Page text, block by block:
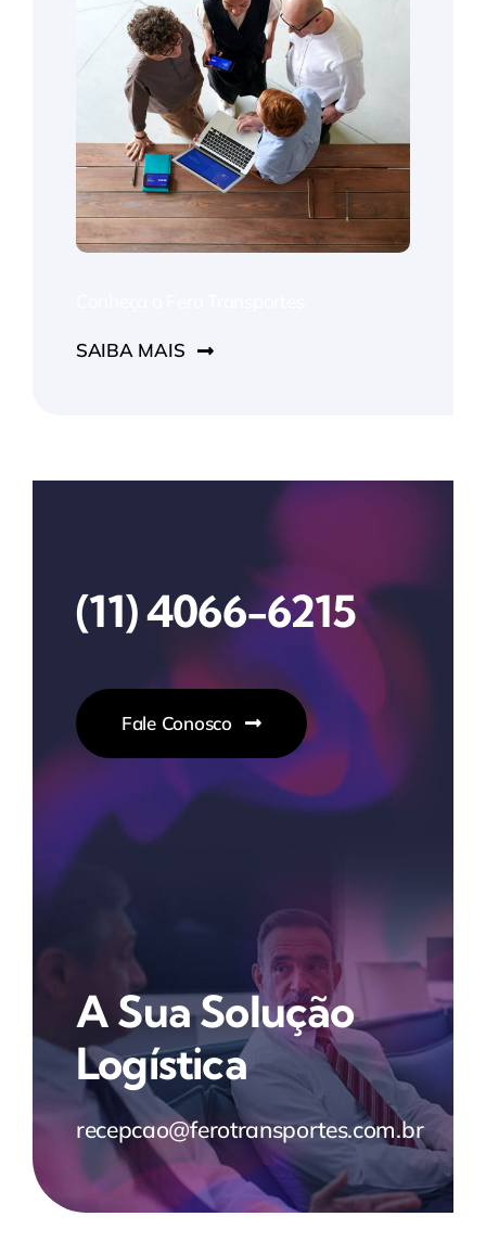
SAIBA MAIS
(11) 4066-6215
Fale Conosco
A Sua Solução
Logística
recepcao@ferotransportes.com.br